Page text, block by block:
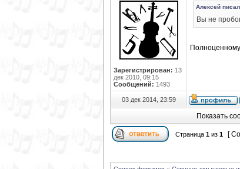
Зарегистрирован: 13
дек 2010, 09:15
Сообщений: 1493
Алексей
Вы не
03 дек 2014, 23:59
Показать
Страница 1 из 1 [